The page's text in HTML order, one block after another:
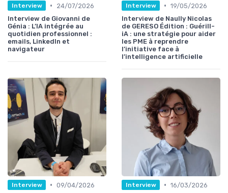
Interview •
24/07/2026
Interview de Giovanni de
Génia : L’IA intégrée au
quotidien professionnel :
emails, LinkedIn et
navigateur
Interview • 19/05/2026
Interview de Naully Nicolas
de GERESO Édition : Guérill-
iA : une stratégie pour aider
les PME à reprendre
l’initiative face à
l’intelligence artificielle
Interview • 09/04/2026
Interview • 16/03/2026